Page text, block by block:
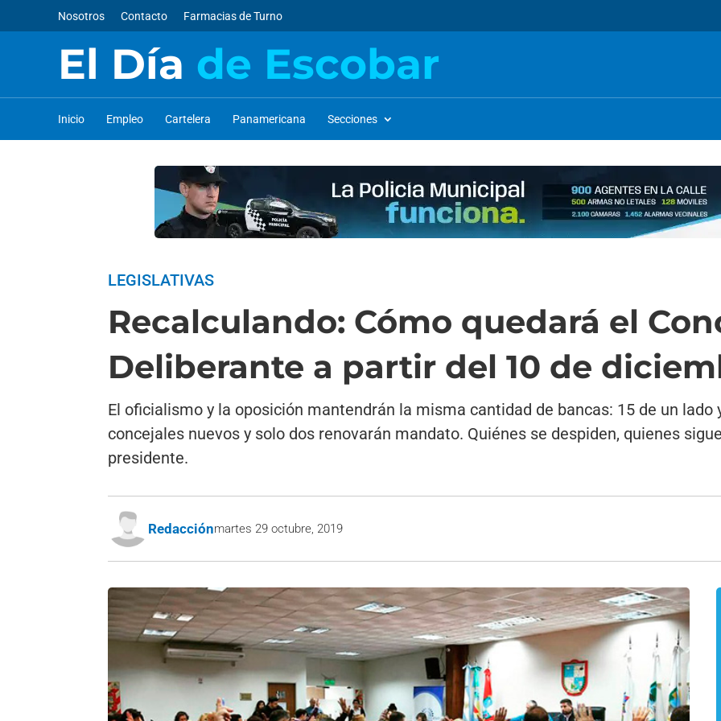
Nosotros Contacto Farmacias de Turno
El Día de Escobar
Inicio Empleo Cartelera Panamericana Secciones
LEGISLATIVAS
Recalculando: Cómo quedará el
Deliberante a partir del 10 de
El oficialismo y la oposición mantendrán la misma cantidad de bancas: 15 de un lado
concejales nuevos y solo dos renovarán mandato. Quiénes se despiden, quienes
presidente.
Redacciónmartes 29 octubre, 2019